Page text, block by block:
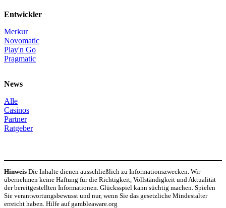
Entwickler
Merkur
Novomatic
Play'n Go
Pragmatic
News
Alle
Casinos
Partner
Ratgeber
Hinweis Die Inhalte dienen ausschließlich zu Informationszwecken. Wir
übernehmen keine Haftung für die Richtigkeit, Vollständigkeit und Aktualität
der bereitgestellten Informationen. Glücksspiel kann süchtig machen. Spielen
Sie verantwortungsbewusst und nur, wenn Sie das gesetzliche Mindestalter
erreicht haben. Hilfe auf gambleaware.org